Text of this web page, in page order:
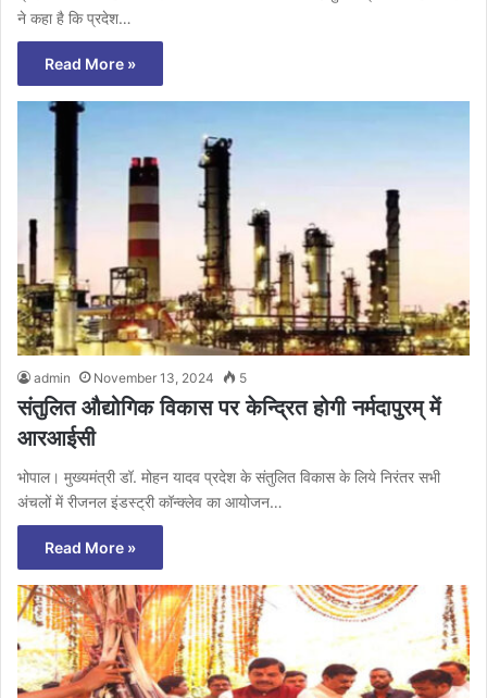
ने कहा है कि प्रदेश…
Read More »
admin November 13, 2024 5
संतुलित औद्योगिक विकास पर केन्द्रित होगी नर्मदापुरम् में
आरआईसी
भोपाल। मुख्यमंत्री डॉ. मोहन यादव प्रदेश के संतुलित विकास के लिये निरंतर सभी
अंचलों में रीजनल इंडस्ट्री कॉन्क्लेव का आयोजन…
Read More »